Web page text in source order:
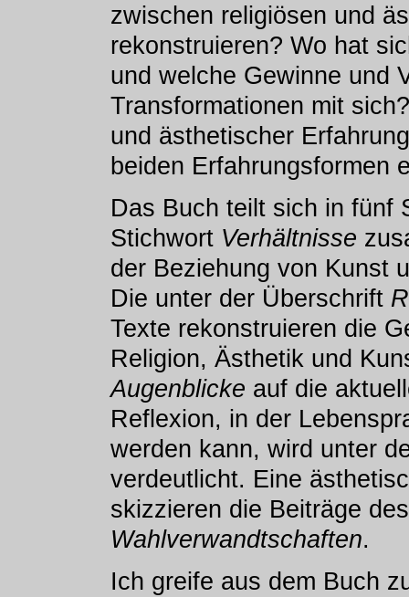
zwischen religiösen und
rekonstruieren? Wo hat
und welche Gewinne und
Transformationen mit
und ästhetischer
beiden Erfahrungsformen
Das Buch teilt sich in fünf
Stichwort Verhältnisse
der Beziehung von Kunst
Die unter der Überschrift
Texte rekonstruieren die
Religion, Ästhetik und
Augenblicke auf die
Reflexion, in der
werden kann, wird unter
verdeutlicht. Eine
skizzieren die Beiträge
Wahlverwandtschaften.
Ich greife aus dem Buch